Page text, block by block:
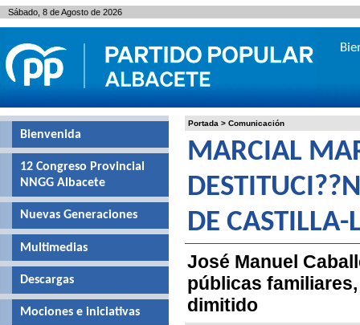
Portada > Comunicación
MARCIAL
DE
José Manuel
públicas
dimitido
Bienvenida
12 Congreso Provincial
NNGG Albacete
Nuevas Generaciones
Multimedias
Descargas
Mociones e iniciativas
Sábado, 8 de Agosto de 2026